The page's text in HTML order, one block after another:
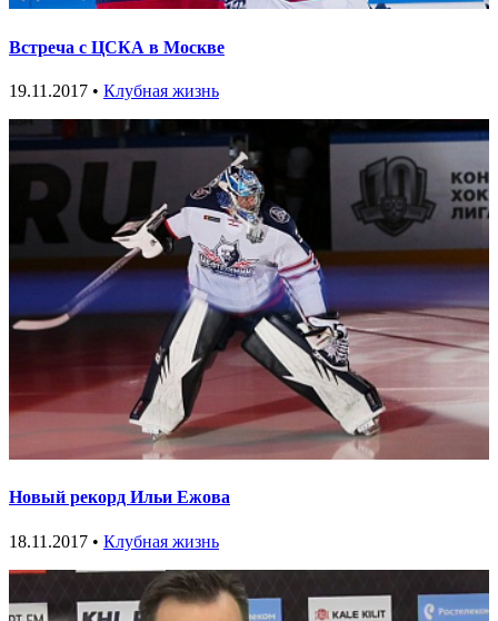
Встреча с ЦСКА в Москве
19.11.2017 • Клубная жизнь
Новый рекорд Ильи Ежова
18.11.2017 • Клубная жизнь